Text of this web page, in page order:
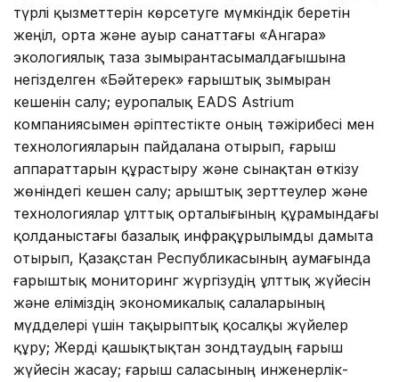
түрлі қызметтерін көрсетуге мүмкіндік беретін
жеңіл, орта және ауыр санаттағы «Ангара»
экологиялық таза зымырантасымалдағышына
негізделген «Бәйтерек» ғарыштық зымыран
кешенін салу; еуропалық EADS Astrium
компаниясымен әріптестікте оның тәжірибесі мен
технологияларын пайдалана отырып, ғарыш
аппараттарын құрастыру және сынақтан өткізу
жөніндегі кешен салу; Ғарыштық зерттеулер және
технологиялар ұлттық орталығының құрамындағы
қолданыстағы базалық инфрақұрылымды дамыта
отырып, Қазақстан Республикасының аумағында
ғарыштық мониторинг жүргізудің ұлттық жүйесін
және еліміздің экономикалық салаларының
мүдделері үшін тақырыптық қосалқы жүйелер
құру; Жерді қашықтықтан зондтаудың ғарыш
жүйесін жасау; ғарыш саласының инженерлік-